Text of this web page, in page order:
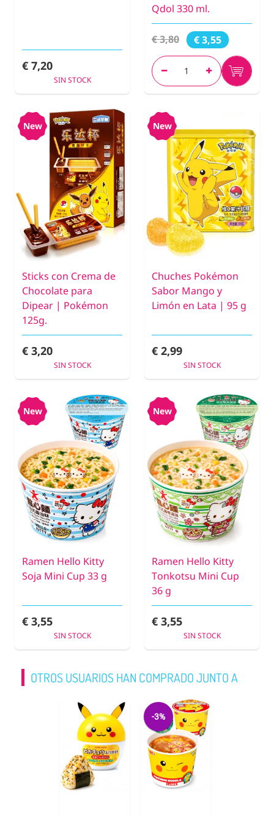
€ 7,20
SIN STOCK
Qdol 330 ml.
€ 3,80 € 3,55
New
Sticks con Crema de
Chocolate para
Dipear | Pokémon
125g.
€ 3,20
SIN STOCK
New
Chuches Pokémon
Sabor Mango y
Limón en Lata | 95 g
€ 2,99
SIN STOCK
New
Ramen Hello Kitty
Soja Mini Cup 33 g
€ 3,55
SIN STOCK
New
Ramen Hello Kitty
Tonkotsu Mini Cup
36 g
€ 3,55
SIN STOCK
OTROS USUARIOS HAN COMPRADO JUNTO A
-3%